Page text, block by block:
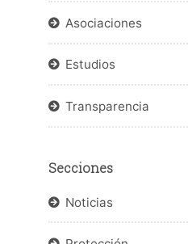
Asociaciones
Estudios
Transparencia
Secciones
Noticias